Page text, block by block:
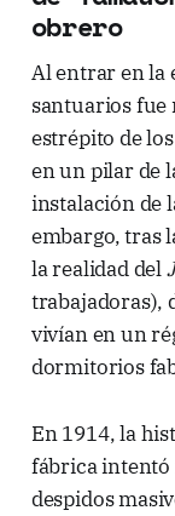
obrero
Al entrar en la
santuarios
estrépito de
en un pilar de
instalación de
embargo, tras
la realidad del
trabajadoras),
vivían en un
dormitorios
En 1914, la
fábrica intentó
despidos